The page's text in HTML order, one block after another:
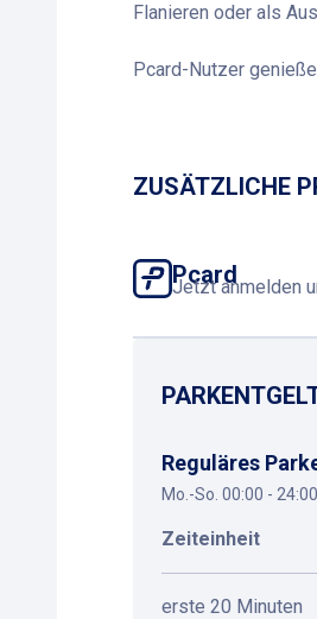
Flanieren oder als
Pcard-Nutzer
ZUSÄTZLICHE
Pcard
Jetzt anmelden
Reguläres
Mo.-So. 00:00 -
Zeiteinheit
erste 20 Minuten